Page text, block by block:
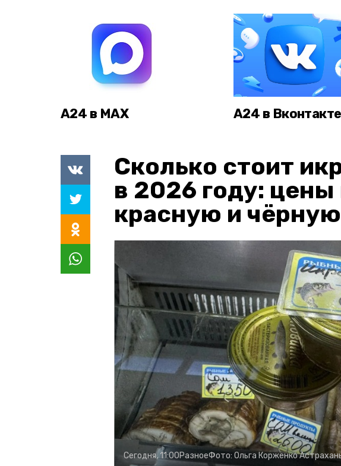
А24 в MAX А24 в Вконтакте
Сколько стоит
в 2026 году:
красную и чёрную
Сегодня, 11:00РазноеФото: Ольга Корженко